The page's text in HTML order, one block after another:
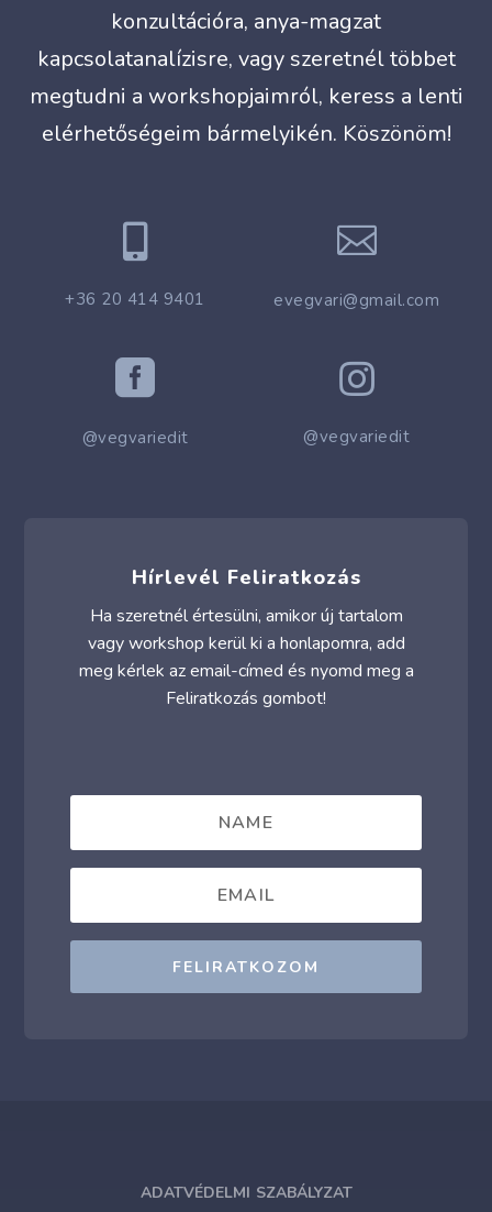
konzultációra, anya-magzat
kapcsolatanalízisre, vagy szeretnél többet
megtudni a workshopjaimról, keress a lenti
elérhetőségeim bármelyikén. Köszönöm!

+36 20 414 9401

evegvari@gmail.com

@vegvariedit

@vegvariedit
Hírlevél Feliratkozás
Ha szeretnél értesülni, amikor új tartalom
vagy workshop kerül ki a honlapomra, add
meg kérlek az email-címed és nyomd meg a
Feliratkozás gombot!
FELIRATKOZOM
ADATVÉDELMI SZABÁLYZAT